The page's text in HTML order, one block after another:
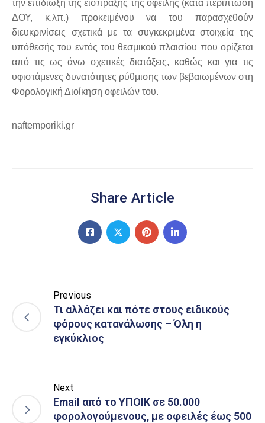
την επιδίωξη της είσπραξης της οφειλής (κατά περίπτωση
ΔΟΥ, κ.λπ.) προκειμένου να του παρασχεθούν
διευκρινίσεις σχετικά με τα συγκεκριμένα στοιχεία της
υπόθεσής του εντός του θεσμικού πλαισίου που ορίζεται
από τις ως άνω σχετικές διατάξεις, καθώς και για τις
υφιστάμενες δυνατότητες ρύθμισης των βεβαιωμένων στη
Φορολογική Διοίκηση οφειλών του.
naftemporiki.gr
Share Article
Previous
Τι αλλάζει και πότε στους ειδικούς
φόρους κατανάλωσης – Όλη η
εγκύκλιος
Next
Email από το ΥΠΟΙΚ σε 50.000
φορολογούμενους, με οφειλές έως 500